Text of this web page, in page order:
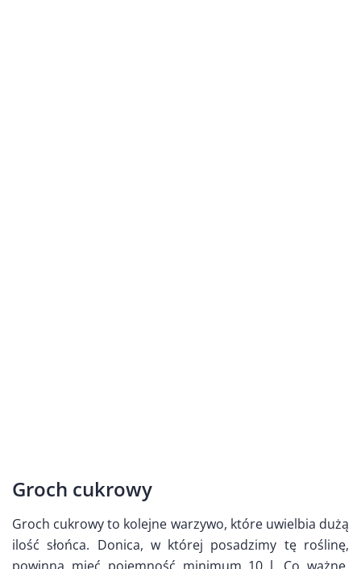
Groch cukrowy
Groch cukrowy to kolejne warzywo, które uwielbia dużą
ilość słońca. Donica, w której posadzimy tę roślinę,